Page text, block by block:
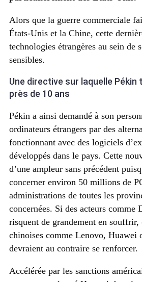
Alors que la guerre commerciale
États-Unis et la Chine, cette
technologies étrangères au sein de
sensibles.
Une directive sur laquelle Pékin
près de 10 ans
Pékin a ainsi demandé à son
ordinateurs étrangers par des
fonctionnant avec des logiciels
développés dans le pays. Cette
d’une ampleur sans précédent
concerner environ 50 millions de
administrations de toutes les
concernées. Si des acteurs comme
risquent de grandement en souffrir,
chinoises comme Lenovo, Huawei
devraient au contraire se renforcer.
Accélérée par les sanctions